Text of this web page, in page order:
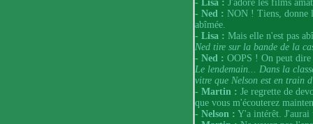
- Lisa : J'adore les films
- Ned : NON ! Tiens, donne
abîmée.
- Lisa : Mais elle n'est pas
Ned tire sur la bande de la
- Ned : OOPS ! On peut
Le lendemain... Dans la
vitre que Nelson est en train
- Martin : Je regrette de
que vous m'écouterez
- Nelson : Y'a intérêt. J'aurai